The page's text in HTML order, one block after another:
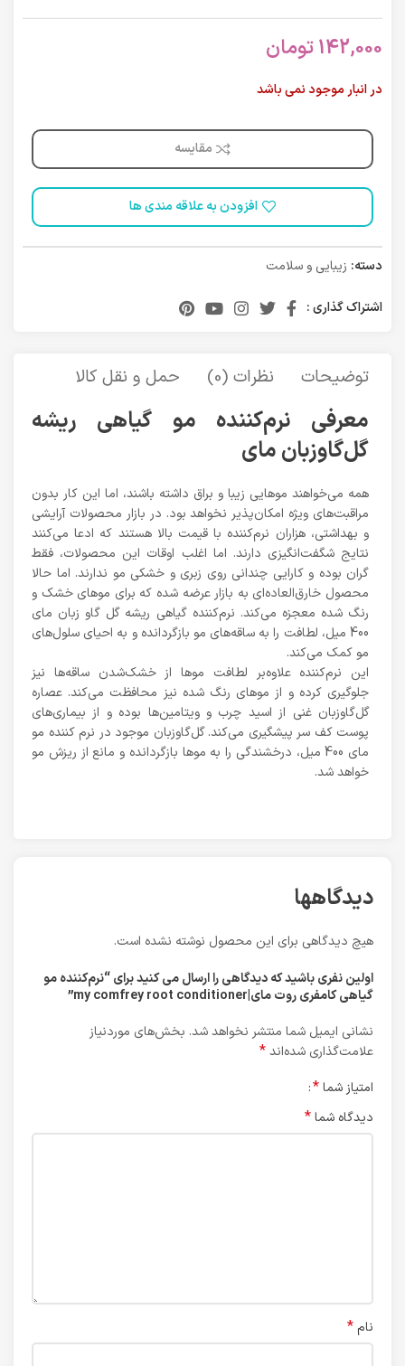
142,000تومان
در انبار موجود نمی باشد
مقایسه
افزودن به علاقه مندی ها
دسته: زیبایی و سلامت
اشتراک گذاری :
توضیحات نظرات (0) حمل و نقل کالا
معرفی نرم‌کننده مو گیاهی ریشه
گل‌گاو‌زبان مای
همه می‌خواهند مو‌هایی زیبا و براق داشته باشند، اما این کار بدون
مراقبت‌های ویژه امکان‌پذیر نخواهد بود. در بازار محصولات آرایشی
و بهداشتی، هزاران نرم‌کننده با قیمت بالا هستند که ادعا می‌کنند
نتایج شگفت‌انگیزی دارند. اما اغلب اوقات این محصولات، فقط
گران بوده و کارایی چندانی روی زبری و خشکی مو ندارند. اما حالا
محصول خارق‌العاده‌ای به بازار عرضه شده که برای مو‌های خشک و
رنگ شده معجزه می‌کند. نرم‌کننده گیاهی ریشه گل گاو زبان مای
400 میل، لطافت را به ساقه‌های مو بازگردانده و به احیای سلول‌های
مو کمک می‌کند.
این نرم‌کننده علاوه‌بر لطافت مو‌ها از خشک‌شدن ساقه‌ها نیز
جلوگیری کرده و از مو‌های رنگ شده نیز محافظت می‌کند. عصاره
گل‌گاو‌زبان غنی از اسید چرب و ویتامین‌ها بوده و از بیماری‌های
پوست کف سر پیشگیری می‌کند. گل‌گاو‌زبان موجود در نرم کننده مو
مای 400 میل، درخشندگی را به مو‌ها بازگردانده و مانع از ریزش مو
خواهد شد.
دیدگاهها
هیچ دیدگاهی برای این محصول نوشته نشده است.
اولین نفری باشید که دیدگاهی را ارسال می کنید برای “نرم‌کننده مو
گیاهی کامفری روت مای|my comfrey root conditioner”
نشانی ایمیل شما منتشر نخواهد شد. بخش‌های موردنیاز
علامت‌گذاری شده‌اند*
امتیاز شما*
دیدگاه شما*
نام *